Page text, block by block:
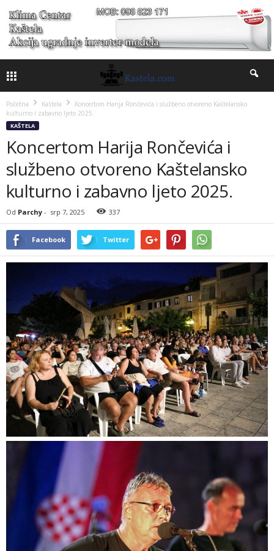
Početna Kaštela
Koncertom Harija Rončevića i službeno otvoreno Kaštelansko
kulturno i zabavno ljeto 2025.
KAŠTELA
Koncertom Harija Rončevića i
službeno otvoreno Kaštelansko
kulturno i zabavno ljeto 2025.
Od Parchy - srp 7, 2025 337
Facebook Twitter